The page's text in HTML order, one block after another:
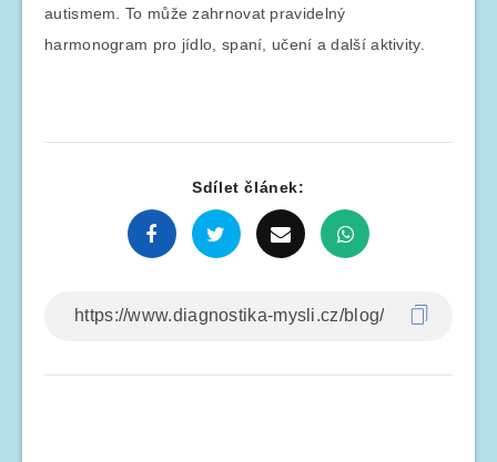
autismem. To může zahrnovat pravidelný
harmonogram pro jídlo, spaní, učení a další aktivity.
Sdílet článek: